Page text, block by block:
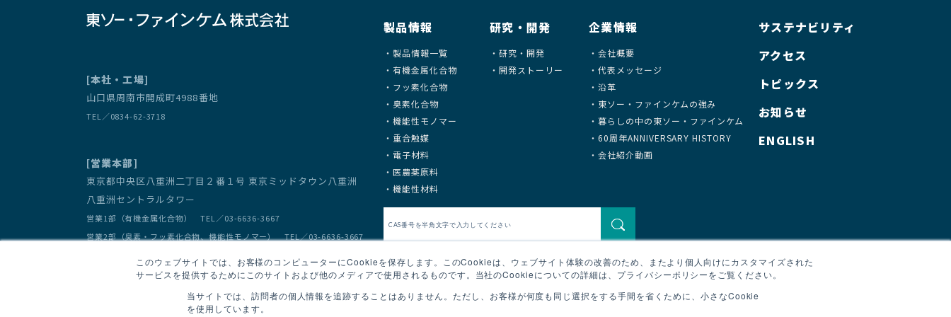
このウェブサイトでは、お客様のコンピューターにCookieを保存します。このCookieは、ウェブサイト体験の改善のため、またより個人向けにカスタマイズされた
サービスを提供するためにこのサイトおよび他のメディアで使用されるものです。当社のCookieについての詳細は、プライバシーポリシーをご覧ください。
当サイトでは、訪問者の個人情報を追跡することはありません。ただし、お客様が何度も同じ選択をする手間を省くために、小さなCookie
を使用しています。
[本社・工場]
山口県周南市開成町4988番地
TEL／0834-62-3718
[営業本部]
東京都中央区八重洲二丁目２番１号 東京ミッドタウン八重洲
八重洲セントラルタワー
営業1部（有機金属化合物） TEL／03-6636-3667
営業2部（臭素・フッ素化合物、機能性モノマー） TEL／03-6636-3667
製品情報
製品情報一覧
有機金属化合物
フッ素化合物
臭素化合物
機能性モノマー
重合触媒
電子材料
医農薬原料
機能性材料
研究・開発
研究・開発
開発ストーリー
企業情報
会社概要
代表メッセージ
沿革
東ソー・ファインケムの強み
暮らしの中の東ソー・ファインケム
60周年ANNIVERSARY HISTORY
会社紹介動画
サステナビリティ
アクセス
トピックス
お知らせ
ENGLISH